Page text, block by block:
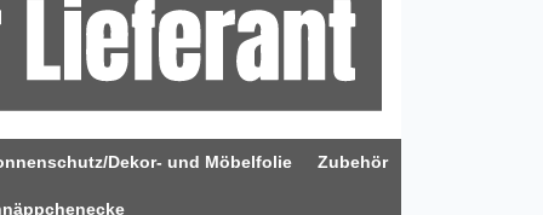
Dekor- und Möbelfolie Zubehör